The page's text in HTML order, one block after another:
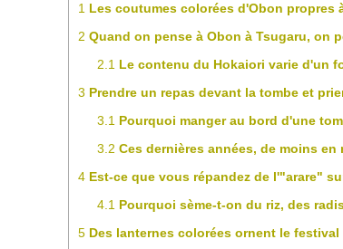
1 Les coutumes colorées d'Obon propres
2 Quand on pense à Obon à Tsugaru, on
2.1 Le contenu du Hokaiori varie d'un
3 Prendre un repas devant la tombe et
3.1 Pourquoi manger au bord d'une
3.2 Ces dernières années, de moins
4Est-ce que vous répandez de l'"arare"
4.1 Pourquoi sème-t-on du riz, des
5Des lanternes colorées ornent le festival